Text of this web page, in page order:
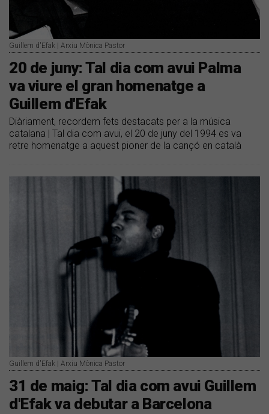
Guillem d'Efak | Arxiu Mònica Pastor
20 de juny: Tal dia com avui Palma
va viure el gran homenatge a
Guillem d'Efak
Diàriament, recordem fets destacats per a la música
catalana | Tal dia com avui, el 20 de juny del 1994 es va
retre homenatge a aquest pioner de la cançó en català
Guillem d'Efak | Arxiu Mònica Pastor
31 de maig: Tal dia com avui Guillem
d'Efak va debutar a Barcelona